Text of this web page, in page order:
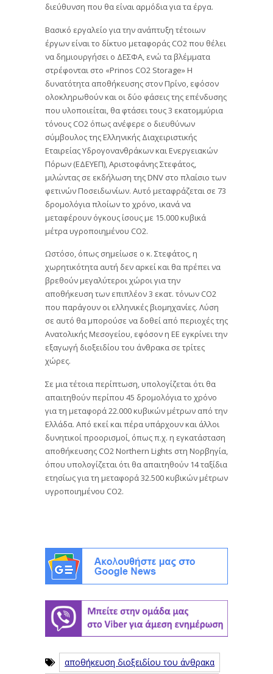
διεύθυνση που θα είναι αρμόδια για τα έργα.
Βασικό εργαλείο για την ανάπτυξη τέτοιων
έργων είναι το δίκτυο μεταφοράς CO2 που θέλει
να δημιουργήσει ο ΔΕΣΦΑ, ενώ τα βλέμματα
στρέφονται στο «Prinos CO2 Storage» Η
δυνατότητα αποθήκευσης στον Πρίνο, εφόσον
ολοκληρωθούν και οι δύο φάσεις της επένδυσης
που υλοποιείται, θα φτάσει τους 3 εκατομμύρια
τόνους CO2 όπως ανέφερε ο διευθύνων
σύμβουλος της Ελληνικής Διαχειριστικής
Εταιρείας Υδρογονανθράκων και Ενεργειακών
Πόρων (ΕΔΕΥΕΠ), Αριστοφάνης Στεφάτος,
μιλώντας σε εκδήλωση της DNV στο πλαίσιο των
φετινών Ποσειδωνίων. Αυτό μεταφράζεται σε 73
δρομολόγια πλοίων το χρόνο, ικανά να
μεταφέρουν όγκους ίσους με 15.000 κυβικά
μέτρα υγροποιημένου CO2.
Ωστόσο, όπως σημείωσε ο κ. Στεφάτος, η
χωρητικότητα αυτή δεν αρκεί και θα πρέπει να
βρεθούν μεγαλύτεροι χώροι για την
αποθήκευση των επιπλέον 3 εκατ. τόνων CO2
που παράγουν οι ελληνικές βιομηχανίες. Λύση
σε αυτό θα μπορούσε να δοθεί από περιοχές της
Ανατολικής Μεσογείου, εφόσον η ΕΕ εγκρίνει την
εξαγωγή διοξειδίου του άνθρακα σε τρίτες
χώρες.
Σε μια τέτοια περίπτωση, υπολογίζεται ότι θα
απαιτηθούν περίπου 45 δρομολόγια το χρόνο
για τη μεταφορά 22.000 κυβικών μέτρων από την
Ελλάδα. Από εκεί και πέρα υπάρχουν και άλλοι
δυνητικοί προορισμοί, όπως π.χ. η εγκατάσταση
αποθήκευσης CO2 Northern Lights στη Νορβηγία,
όπου υπολογίζεται ότι θα απαιτηθούν 14 ταξίδια
ετησίως για τη μεταφορά 32.500 κυβικών μέτρων
υγροποιημένου CO2.
αποθήκευση διοξειδίου του άνθρακα